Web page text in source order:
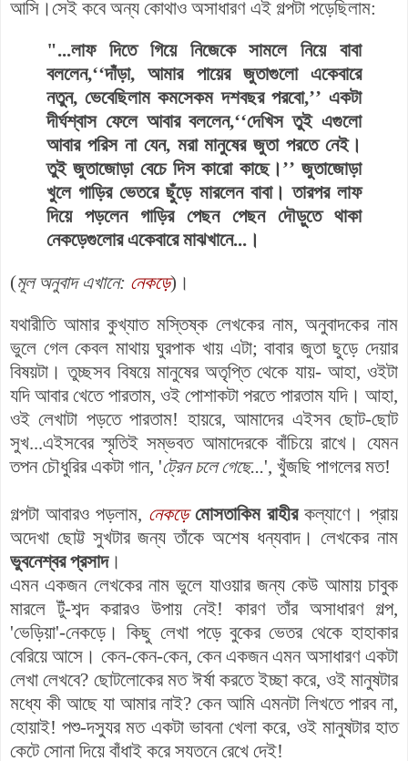
আসি।সেই কবে অন্য কোথাও অসাধারণ এই গল্পটা পড়েছিলাম:
"...লাফ দিতে গিয়ে নিজেকে সামলে নিয়ে বাবা
বললেন,‘‘দাঁড়া, আমার পায়ের জুতাগুলো একেবারে
নতুন, ভেবেছিলাম কমসেকম দশবছর পরবো,’’ একটা
দীর্ঘশ্বাস ফেলে আবার বললেন,‘‘দেখিস তুই এগুলো
আবার পরিস না যেন, মরা মানুষের জুতা পরতে নেই।
তুই জুতাজোড়া বেচে দিস কারো কাছে।’’ জুতাজোড়া
খুলে গাড়ির ভেতরে ছুঁড়ে মারলেন বাবা। তারপর লাফ
দিয়ে পড়লেন গাড়ির পেছন পেছন দৌড়ুতে থাকা
নেকড়েগুলোর একেবারে মাঝখানে...।
(মূল অনুবাদ এখানে: নেকড়ে)।
যথারীতি আমার কুখ্যাত মস্তিষ্ক লেখকের নাম, অনুবাদকের নাম
ভুলে গেল কেবল মাথায় ঘুরপাক খায় এটা; বাবার জুতা ছুড়ে দেয়ার
বিষয়টা। তুচ্ছসব বিষয়ে মানুষের অতৃপ্তি থেকে যায়- আহা, ওইটা
যদি আবার খেতে পারতাম, ওই পোশাকটা পরতে পারতাম যদি। আহা,
ওই লেখাটা পড়তে পারতাম! হায়রে, আমাদের এইসব ছোট-ছোট
সুখ...এইসবের স্মৃতিই সম্ভবত আমাদেরকে বাঁচিয়ে রাখে। যেমন
তপন চৌধুরির একটা গান, 'ট্রেন চলে গেছে...', খুঁজছি পাগলের মত!
গল্পটা আবারও পড়লাম, নেকড়ে মোসতাকিম রাহীরকল্যাণে। প্রায়
অদেখা ছোট্ট সুখটার জন্য তাঁকে অশেষ ধন্যবাদ। লেখকের নাম
ভুবনেশ্বর প্রসাদ।
এমন একজন লেখকের নাম ভুলে যাওয়ার জন্য কেউ আমায় চাবুক
মারলে টুঁ-শব্দ করারও উপায় নেই! কারণ তাঁর অসাধারণ গল্প,
'ভেড়িয়া'-নেকড়ে। কিছু লেখা পড়ে বুকের ভেতর থেকে হাহাকার
বেরিয়ে আসে। কেন-কেন-কেন, কেন একজন এমন অসাধারণ একটা
লেখা লেখবে? ছোটলোকের মত ঈর্ষা করতে ইচ্ছা করে, ওই মানুষটার
মধ্যে কী আছে যা আমার নাই? কেন আমি এমনটা লিখতে পারব না,
হোয়াই! পশু-দস্যুর মত একটা ভাবনা খেলা করে, ওই মানুষটার হাত
কেটে সোনা দিয়ে বাঁধাই করে সযতনে রেখে দেই!